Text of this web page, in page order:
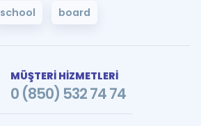
school board
MÜŞTERİ HİZMETLERİ
0 (850) 532 74 74